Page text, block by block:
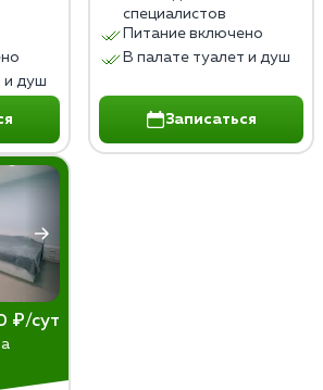
и душ
специалистов
Питание включено
В палате туалет и душ
Записаться
₽/сут